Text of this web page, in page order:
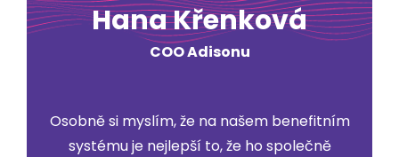
Hana Křenková
COO Adisonu
Osobně si myslím, že na našem benefitním
systému je nejlepší to, že ho společně